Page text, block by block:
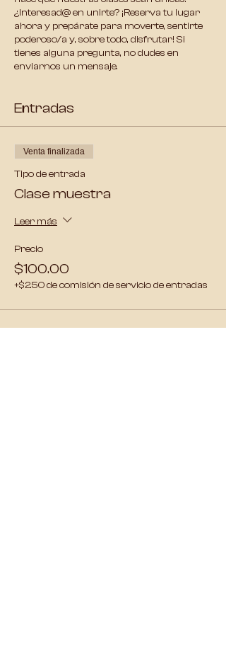
¿Interesad@ en unirte? ¡Reserva tu lugar
ahora y prepárate para moverte, sentirte
poderoso/a y, sobre todo, disfrutar! Si
tienes alguna pregunta, no dudes en
enviarnos un mensaje.
Entradas
Venta finalizada
Tipo de entrada
Clase muestra
Leer más
Precio
$100.00
+$2.50 de comisión de servicio de entradas